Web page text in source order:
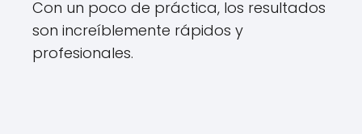
Con un poco de práctica, los resultados
son increíblemente rápidos y
profesionales.